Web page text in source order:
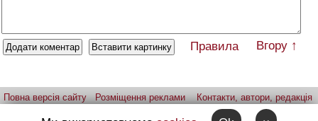
Правила Вгору ↑
Повна версія сайту Розміщення реклами
Контакти, автори, редакція
Android